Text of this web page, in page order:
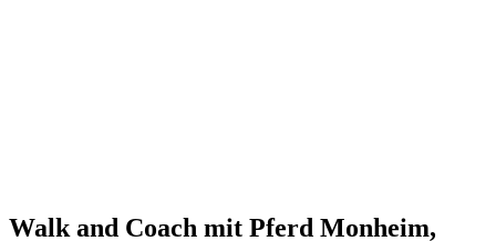
Walk and Coach mit Pferd Monheim,